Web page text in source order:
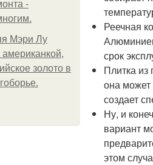
-
Мэри Лу
американкой,
золото в
Реечная
срок
Плитка из
она
создает
Ну, и
вариант
этом